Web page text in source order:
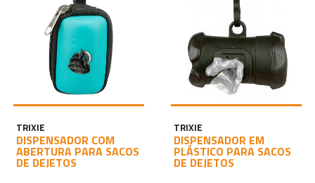
TRIXIE
DISPENSADOR COM
ABERTURA PARA SACOS
DE DEJETOS
TRIXIE
DISPENSADOR EM
PLÁSTICO PARA SACOS
DE DEJETOS